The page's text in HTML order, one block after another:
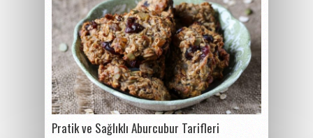
Pratik ve Sağlıklı Aburcubur Tarifleri